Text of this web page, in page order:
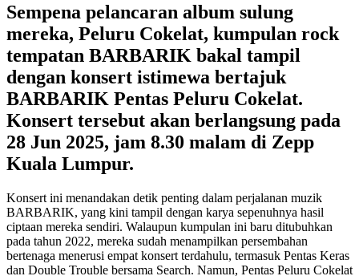
Sempena pelancaran album sulung
mereka, Peluru Cokelat, kumpulan rock
tempatan BARBARIK bakal tampil
dengan konsert istimewa bertajuk
BARBARIK Pentas Peluru Cokelat.
Konsert tersebut akan berlangsung pada
28 Jun 2025, jam 8.30 malam di Zepp
Kuala Lumpur.
Konsert ini menandakan detik penting dalam perjalanan muzik
BARBARIK, yang kini tampil dengan karya sepenuhnya hasil
ciptaan mereka sendiri. Walaupun kumpulan ini baru ditubuhkan
pada tahun 2022, mereka sudah menampilkan persembahan
bertenaga menerusi empat konsert terdahulu, termasuk Pentas Keras
dan Double Trouble bersama Search. Namun, Pentas Peluru Cokelat